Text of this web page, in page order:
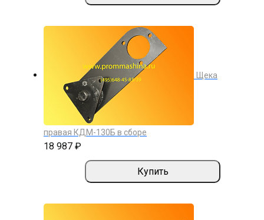
Щека
правая КДМ-130Б в сборе
18 987 ₽
Купить